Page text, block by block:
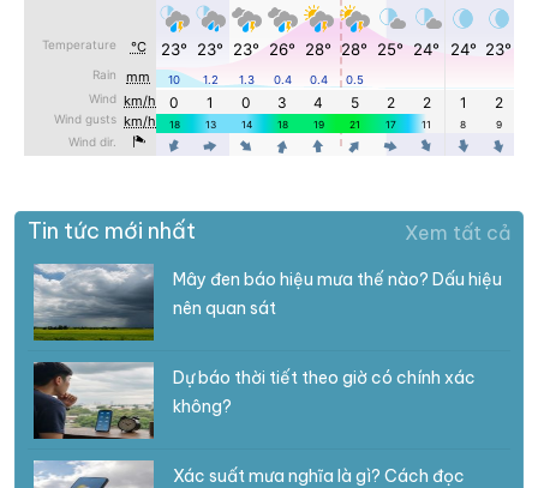
Tin tức mới nhất Xem tất cả
Mây đen báo hiệu mưa thế nào? Dấu hiệu
nên quan sát
Dự báo thời tiết theo giờ có chính xác
không?
Xác suất mưa nghĩa là gì? Cách đọc